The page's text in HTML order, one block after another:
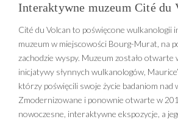
Interaktywne muzeum Cité du
Cité du Volcan to poświęcone wulkanologii
muzeum w miejscowości Bourg-Murat, na
zachodzie wyspy. Muzeum zostało otwarte
inicjatywy słynnych wulkanologów,
którzy poświęcili swoje życie badaniom nad
Zmodernizowane i ponownie otwarte w
nowoczesne, interaktywne ekspozycje, a